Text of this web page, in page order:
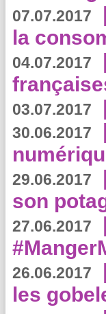
07.07.2017
la
04.07.2017
03.07.2017
30.06.2017
29.06.2017
son
27.06.2017
26.06.2017
les